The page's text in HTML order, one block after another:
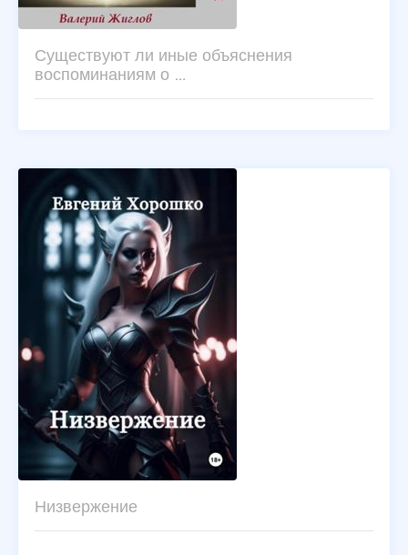
Существуют ли иные объяснения
воспоминаниям о …
Низвержение